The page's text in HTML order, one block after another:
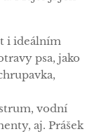
i ideálním
psa, jako
vodní
aj. Prášek